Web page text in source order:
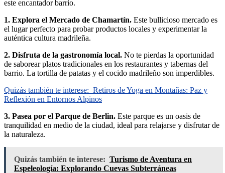
este encantador barrio.
1. Explora el Mercado de Chamartín. Este bullicioso mercado es
el lugar perfecto para probar productos locales y experimentar la
auténtica cultura madrileña.
2. Disfruta de la gastronomía local. No te pierdas la oportunidad
de saborear platos tradicionales en los restaurantes y tabernas del
barrio. La tortilla de patatas y el cocido madrileño son imperdibles.
Quizás también te interese: Retiros de Yoga en Montañas: Paz y
Reflexión en Entornos Alpinos
3. Pasea por el Parque de Berlin. Este parque es un oasis de
tranquilidad en medio de la ciudad, ideal para relajarse y disfrutar de
la naturaleza.
Quizás también te interese: Turismo de Aventura en
Espeleología: Explorando Cuevas Subterráneas